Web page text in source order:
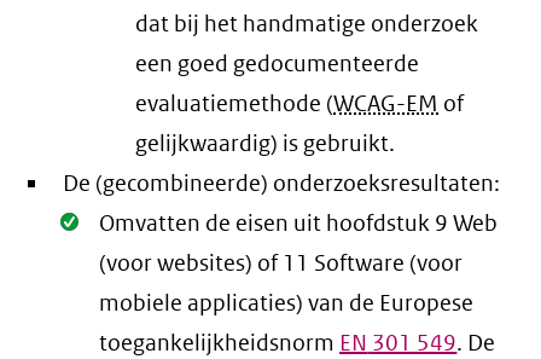
dat bij het handmatige onderzoek
een goed gedocumenteerde
evaluatiemethode (WCAG-EM of
gelijkwaardig) is gebruikt.
De (gecombineerde) onderzoeksresultaten:
Oké.
Omvatten de eisen uit hoofdstuk 9 Web
(voor websites) of 11 Software (voor
mobiele applicaties) van de Europese
toegankelijkheidsnorm EN 301 549. De